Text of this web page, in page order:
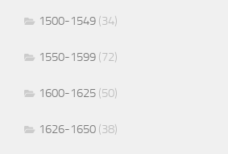
1500-1549 (34)
1550-1599 (72)
1600-1625 (50)
1626-1650 (38)